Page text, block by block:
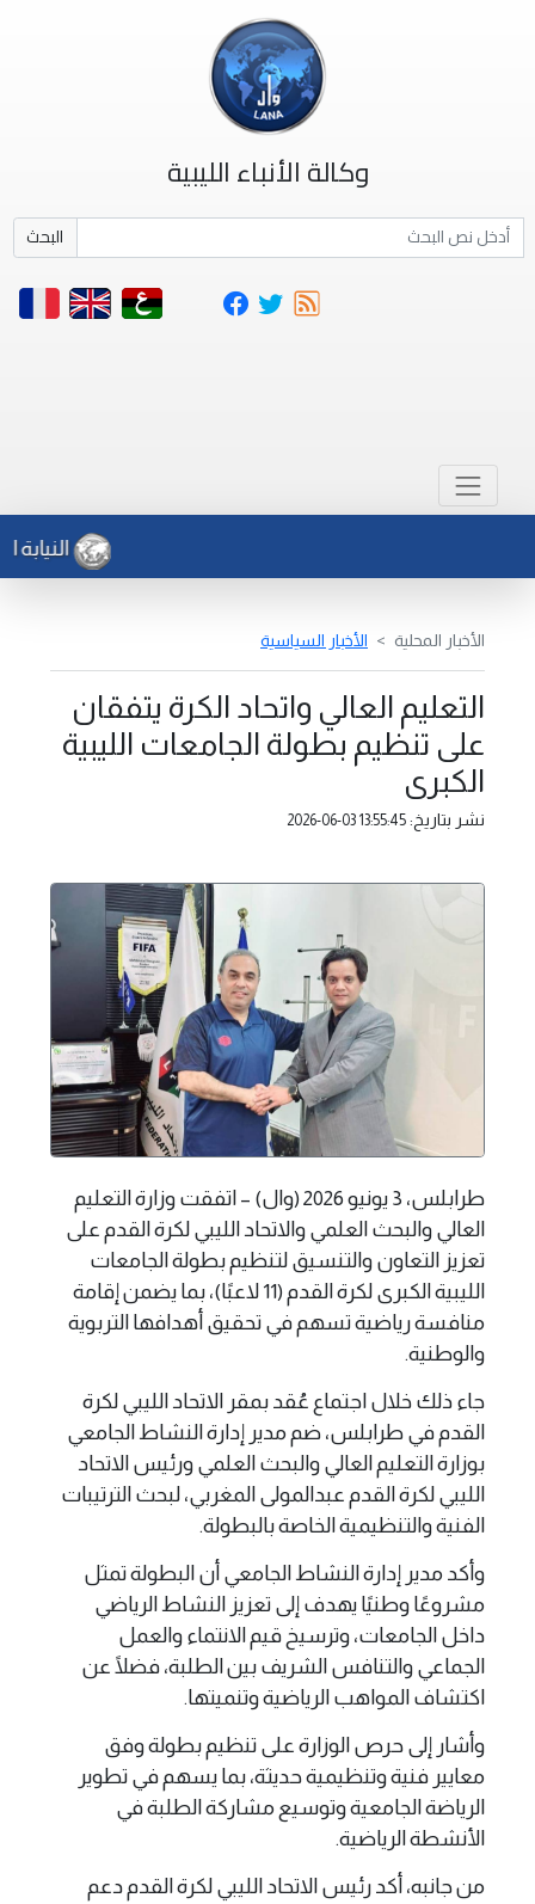
وكالة الأنباء الليبية
البحث
النيابة
الأخبار المحلية الأخبار السياسية
التعليم العالي واتحاد الكرة يتفقان
على تنظيم بطولة الجامعات الليبية
الكبرى
نشر بتاريخ: 2026-06-03 13:55:45
طرابلس، 3 يونيو 2026 (وال) – اتفقت وزارة التعليم
العالي والبحث العلمي والاتحاد الليبي لكرة القدم على
تعزيز التعاون والتنسيق لتنظيم بطولة الجامعات
الليبية الكبرى لكرة القدم (11 لاعبًا)، بما يضمن إقامة
منافسة رياضية تسهم في تحقيق أهدافها التربوية
والوطنية.
جاء ذلك خلال اجتماع عُقد بمقر الاتحاد الليبي لكرة
القدم في طرابلس، ضم مدير إدارة النشاط الجامعي
بوزارة التعليم العالي والبحث العلمي ورئيس الاتحاد
الليبي لكرة القدم عبدالمولى المغربي، لبحث الترتيبات
الفنية والتنظيمية الخاصة بالبطولة.
وأكد مدير إدارة النشاط الجامعي أن البطولة تمثل
مشروعًا وطنيًا يهدف إلى تعزيز النشاط الرياضي
داخل الجامعات، وترسيخ قيم الانتماء والعمل
الجماعي والتنافس الشريف بين الطلبة، فضلًا عن
اكتشاف المواهب الرياضية وتنميتها.
وأشار إلى حرص الوزارة على تنظيم بطولة وفق
معايير فنية وتنظيمية حديثة، بما يسهم في تطوير
الرياضة الجامعية وتوسيع مشاركة الطلبة في
الأنشطة الرياضية.
من جانبه، أكد رئيس الاتحاد الليبي لكرة القدم دعم